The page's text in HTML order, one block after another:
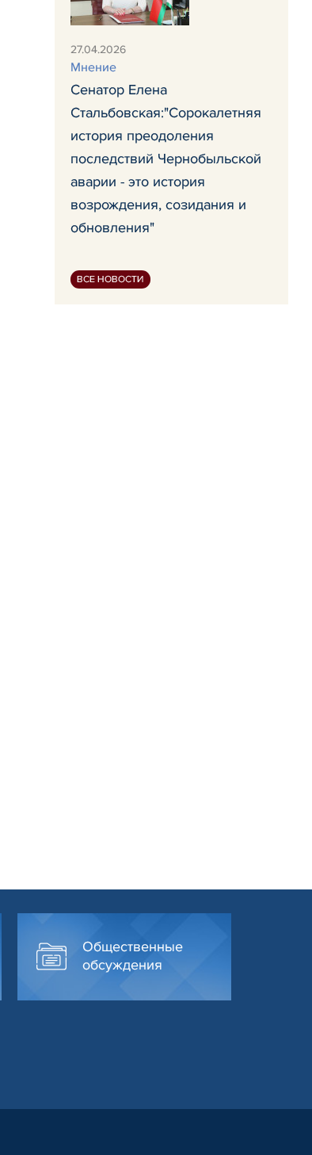
27.04.2026
Мнение
Сенатор Елена
Стальбовская:"Сорокалетняя
история преодоления
последствий Чернобыльской
аварии - это история
возрождения, созидания и
обновления"
ВСЕ НОВОСТИ
Общественные
обсуждения